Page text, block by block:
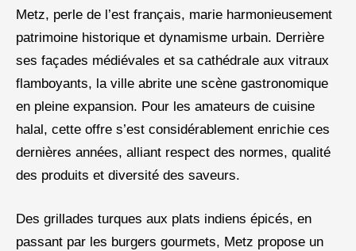
Metz, perle de l’est français, marie harmonieusement
patrimoine historique et dynamisme urbain. Derrière
ses façades médiévales et sa cathédrale aux vitraux
flamboyants, la ville abrite une scène gastronomique
en pleine expansion. Pour les amateurs de cuisine
halal, cette offre s’est considérablement enrichie ces
dernières années, alliant respect des normes, qualité
des produits et diversité des saveurs.
Des grillades turques aux plats indiens épicés, en
passant par les burgers gourmets, Metz propose un